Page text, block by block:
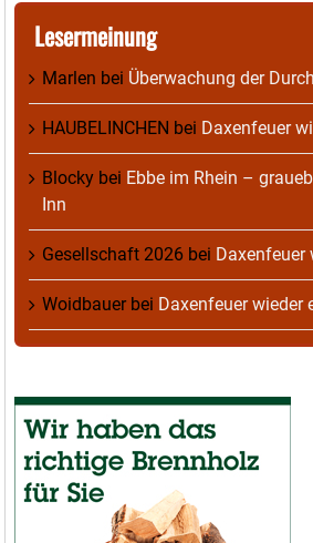
Lesermeinung
Marlen bei Überwachung der
HAUBELINCHEN bei Daxenfeuer
Blocky bei Ebbe im Rhein –
Inn
Gesellschaft 2026 bei Daxenfeuer
Woidbauerbei Daxenfeuer wieder